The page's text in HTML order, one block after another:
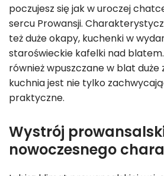
poczujesz się jak w uroczej
sercu Prowansji.
też duże okapy, kuchenki w
staroświeckie kafelki nad
również wpuszczane w blat duże
kuchniajest nie tylko
praktyczne.
Wystrój
nowoczesnego